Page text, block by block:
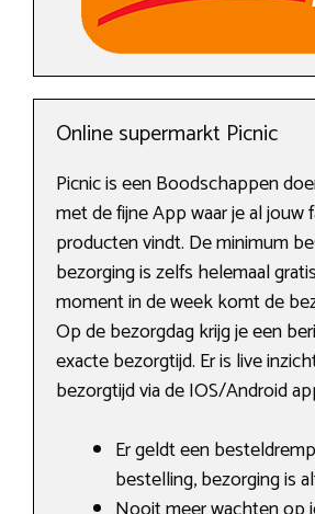
Online supermarkt Picnic
Picnic is een Boodschappen
met de fijne App waar je al jouw
producten vindt. De minimum
bezorging is zelfs helemaal
moment in de week komt de
Op de bezorgdag krijg je een
exacte bezorgtijd. Er is live
bezorgtijd via de IOS/Android
Er geldt een
bestelling, bezorging is